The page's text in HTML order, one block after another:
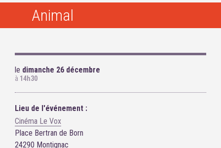
Animal
le dimanche 26 décembre
à 14h30
Lieu de l'événement :
Cinéma Le Vox
Place Bertran de Born
24290 Montignac